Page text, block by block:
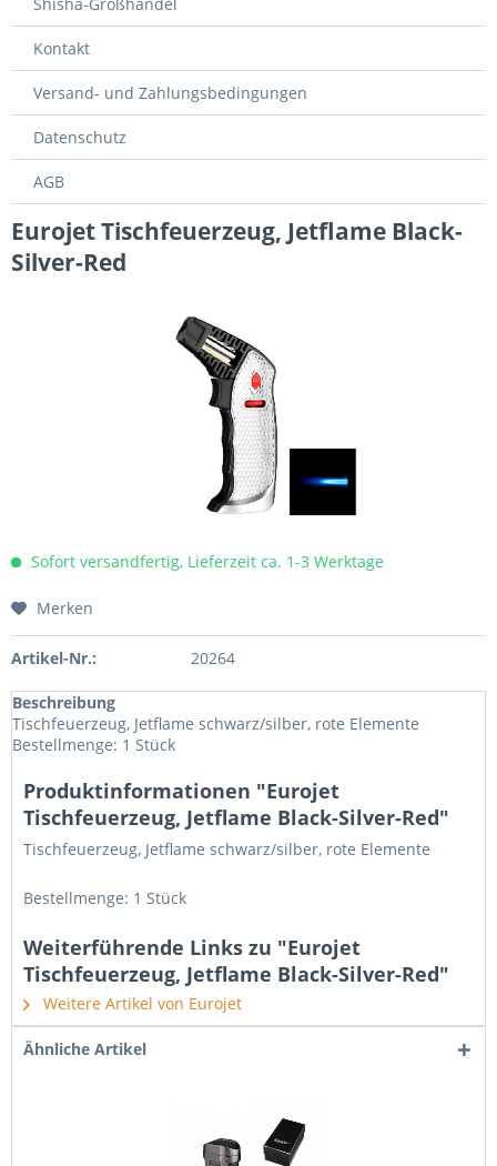
Kontakt
Versand- und Zahlungsbedingungen
Datenschutz
AGB
Eurojet Tischfeuerzeug, Jetflame Black-
Silver-Red
Sofort versandfertig, Lieferzeit ca. 1-3 Werktage
Merken
Artikel-Nr.: 20264
Beschreibung
Tischfeuerzeug, Jetflame schwarz/silber, rote Elemente
Bestellmenge: 1 Stück
Produktinformationen "Eurojet
Tischfeuerzeug, Jetflame Black-Silver-Red"
Tischfeuerzeug, Jetflame schwarz/silber, rote Elemente
Bestellmenge: 1 Stück
Weiterführende Links zu "Eurojet
Tischfeuerzeug, Jetflame Black-Silver-Red"
Weitere Artikel von Eurojet
Ähnliche Artikel